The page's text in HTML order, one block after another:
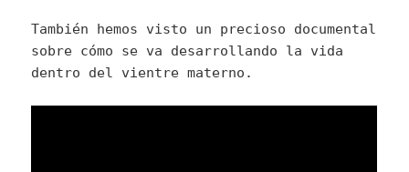
También hemos visto un precioso documental
sobre cómo se va desarrollando la vida
dentro del vientre materno.